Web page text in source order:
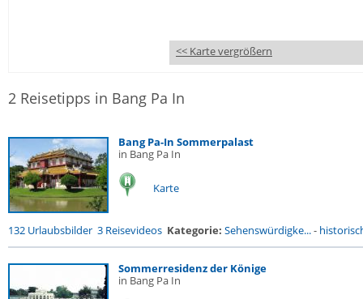
<< Karte vergrößern
2 Reisetipps in Bang Pa In
Bang Pa-In Sommerpalast
in Bang Pa In
Karte
132 Urlaubsbilder 3 Reisevideos Kategorie: Sehenswürdigke...-
Sommerresidenz der Könige
in Bang Pa In